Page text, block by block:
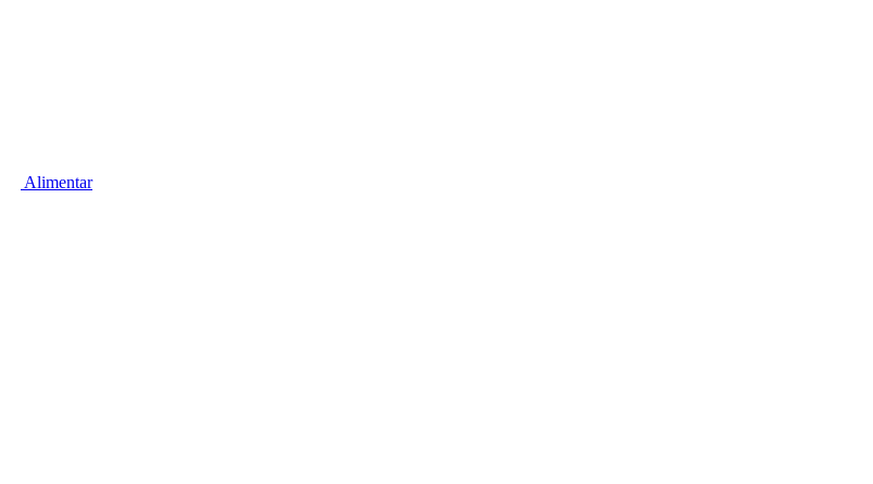
Alimentar